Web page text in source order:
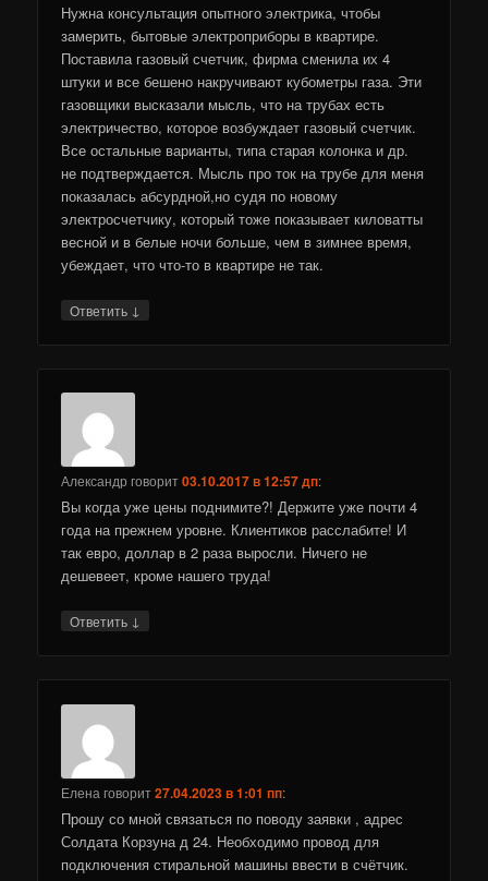
Нужна консультация опытного электрика, чтобы
замерить, бытовые электроприборы в квартире.
Поставила газовый счетчик, фирма сменила их 4
штуки и все бешено накручивают кубометры газа. Эти
газовщики высказали мысль, что на трубах есть
электричество, которое возбуждает газовый счетчик.
Все остальные варианты, типа старая колонка и др.
не подтверждается. Мысль про ток на трубе для меня
показалась абсурдной,но судя по новому
электросчетчику, который тоже показывает киловатты
весной и в белые ночи больше, чем в зимнее время,
убеждает, что что-то в квартире не так.
Ответить ↓
Александр говорит03.10.2017 в 12:57 дп:
Вы когда уже цены поднимите?! Держите уже почти 4
года на прежнем уровне. Клиентиков расслабите! И
так евро, доллар в 2 раза выросли. Ничего не
дешевеет, кроме нашего труда!
Ответить ↓
Елена говорит27.04.2023 в 1:01 пп:
Прошу со мной связаться по поводу заявки , адрес
Солдата Корзуна д 24. Необходимо провод для
подключения стиральной машины ввести в счётчик.